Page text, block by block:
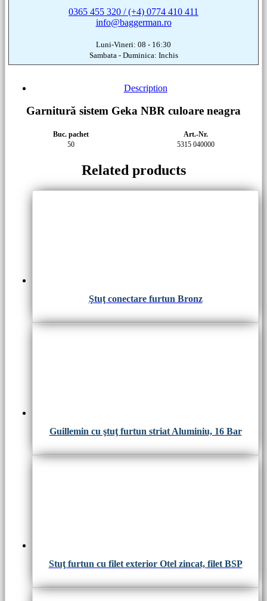
0365 455 320 / (+4) 0774 410 411
info@baggerman.ro
Luni-Vineri: 08 - 16:30
Sambata - Duminica: Inchis
Description
Garnitură sistem Geka NBR culoare neagra
Buc. pachet
Art.-Nr.
50
5315 040000
Related products
Ştuţ conectare furtun Bronz
Guillemin cu ştuţ furtun striat Aluminiu, 16 Bar
Stuţ furtun cu filet exterior Otel zincat, filet BSP